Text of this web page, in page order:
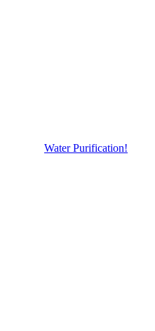
Water Purification!